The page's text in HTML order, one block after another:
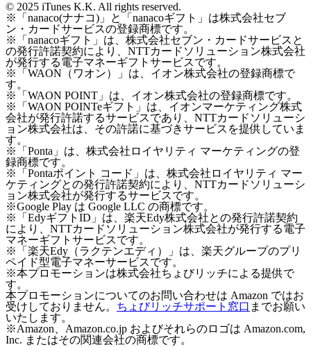
© 2025 iTunes K.K. All rights reserved.
※「nanaco(ナナコ)」と「nanacoギフト」は株式会社セブ
ン・カードサービスの登録商標です。
※「nanacoギフト」は、株式会社セブン・カードサービスと
の発行許諾契約により、NTTカードソリューション株式会社
が発行する電子マネーギフトサービスです。
※「WAON（ワオン）」は、イオン株式会社の登録商標で
す。
※「WAON POINT」は、イオン株式会社の登録商標です。
※「WAON POINTeギフト」は、イオンマーケティング株式
会社が発行許諾するサービスであり、NTTカードソリューシ
ョン株式会社は、その許諾に基づきサービスを提供していま
す。
※「Ponta」は、株式会社ロイヤリティ マーケティングの登
録商標です。
※「Pontaポイント コード」は、株式会社ロイヤリティ マー
ケティングとの発行許諾契約により、NTTカードソリューシ
ョン株式会社が発行するサービスです。
※Google Play は Google LLC の商標です。
※「EdyギフトID」は、楽天Edy株式会社との発行許諾契約
により、NTTカードソリューション株式会社が発行する電子
マネーギフトサービスです。
※「楽天Edy（ラクテンエディ）」は、楽天グループのプリ
ペイド型電子マネーサービスです。
※本プロモーションは株式会社ちょびリッチによる提供で
す。
本プロモーションについてのお問い合わせは Amazon ではお
受けしておりません。 ちょびリッチサポート窓口 までお願い
いたします。
※Amazon、Amazon.co.jp およびそれらのロゴは Amazon.com,
Inc. またはその関連会社の商標です。